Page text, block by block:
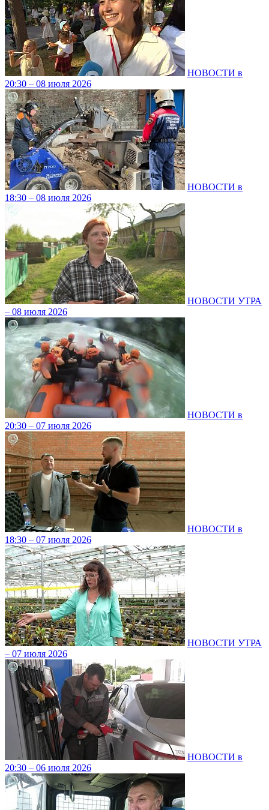
НОВОСТИ в
20:30 – 08 июля 2026
НОВОСТИ в
18:30 – 08 июля 2026
НОВОСТИ УТРА
– 08 июля 2026
НОВОСТИ в
20:30 – 07 июля 2026
НОВОСТИ в
18:30 – 07 июля 2026
НОВОСТИ УТРА
– 07 июля 2026
НОВОСТИ в
20:30 – 06 июля 2026